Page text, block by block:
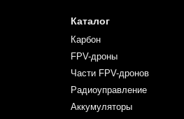
Каталог
Карбон
FPV-дроны
Части FPV-дронов
Радиоуправление
Аккумуляторы